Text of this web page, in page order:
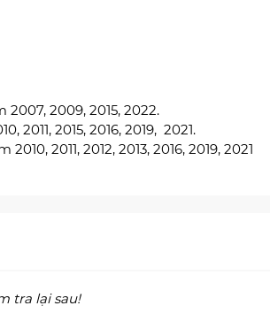
2009, 2015, 2022.
2015, 2016, 2019, 2021.
2011, 2012, 2013, 2016, 2019, 2021
tra lại sau!